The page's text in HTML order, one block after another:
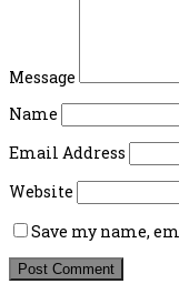
Message
Name
Email Address
Website
Save my name,